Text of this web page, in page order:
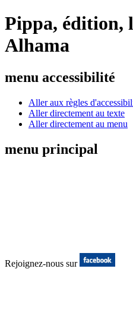
Pippa, édition,
Alhama
menu accessibilité
Aller aux règles
Aller directement au texte
Aller directement au menu
menu principal
Rejoignez-nous sur